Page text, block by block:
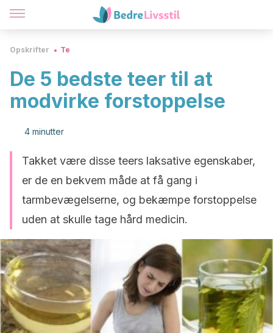
Opskrifter Te
De 5 bedste teer til at
modvirke forstoppelse
4 minutter
Takket være disse teers laksative egenskaber,
er de en bekvem måde at få gang i
tarmbevægelserne, og bekæmpe forstoppelse
uden at skulle tage hård medicin.